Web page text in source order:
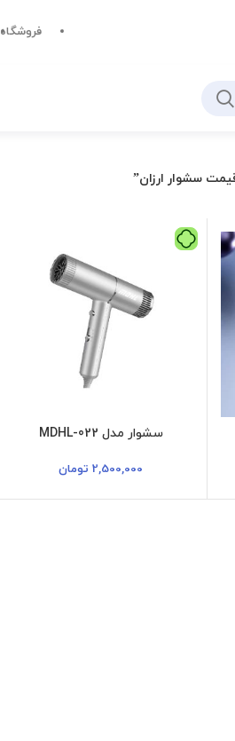
فروشگاه
سشوار ارزان”
سشوار مدل MDHL-022
2,500,000 تومان